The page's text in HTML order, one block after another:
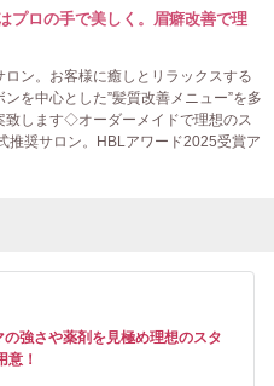
プロの手で美しく。眉癖改善で理
ン。お客様に癒しとリラックスする
を中心とした”髪質改善メニュー”を多
致します◇オーダーメイドで理想のス
奨サロン。HBLアワード2025受賞ア
強さや薬剤を見極め理想のスタ
！